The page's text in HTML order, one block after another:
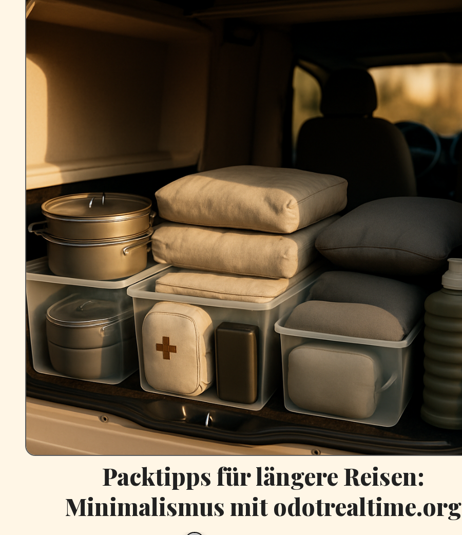
Packtipps für längere Reisen:
Minimalismus mit odotrealtime.org